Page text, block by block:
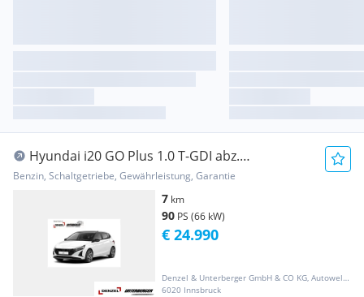
Hyundai i20 GO Plus 1.0 T-GDI abz.
Superbonus
Benzin, Schaltgetriebe, Gewährleistung, Garantie
7 km
90 PS (66 kW)
Denzel & Unterberger GmbH & CO KG, Autowelt Innsbruck
6020 Innsbruck
€ 24.990